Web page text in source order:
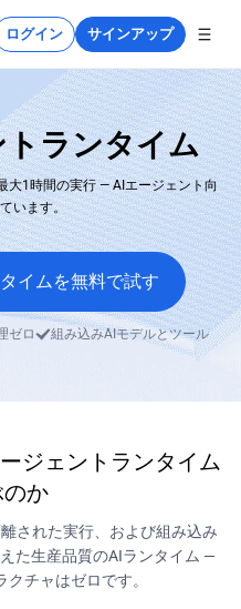
ログイン サインアップ
ランタイム
大1時間の実行 — AIエージェント向
います。
イムを無料で試す
ゼロ 組み込みAIモデルとツール
ジェントランタイム
のか
された実行、および組み込み
た生産品質のAIランタイム —
チャはゼロです。